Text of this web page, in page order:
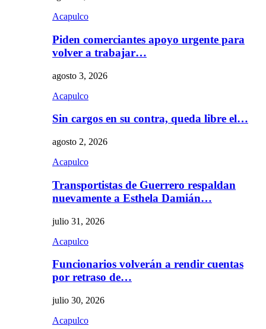
Acapulco
Piden comerciantes apoyo urgente para
volver a trabajar…
agosto 3, 2026
Acapulco
Sin cargos en su contra, queda libre el…
agosto 2, 2026
Acapulco
Transportistas de Guerrero respaldan
nuevamente a Esthela Damián…
julio 31, 2026
Acapulco
Funcionarios volverán a rendir cuentas
por retraso de…
julio 30, 2026
Acapulco